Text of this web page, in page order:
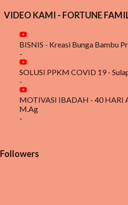
VIDEO KAMI - FORTUNE
BISNIS - Kreasi Bunga Bambu
-
SOLUSI PPKM COVID 19 -
-
MOTIVASI IBADAH - 40 HARI
M.Ag
-
Followers